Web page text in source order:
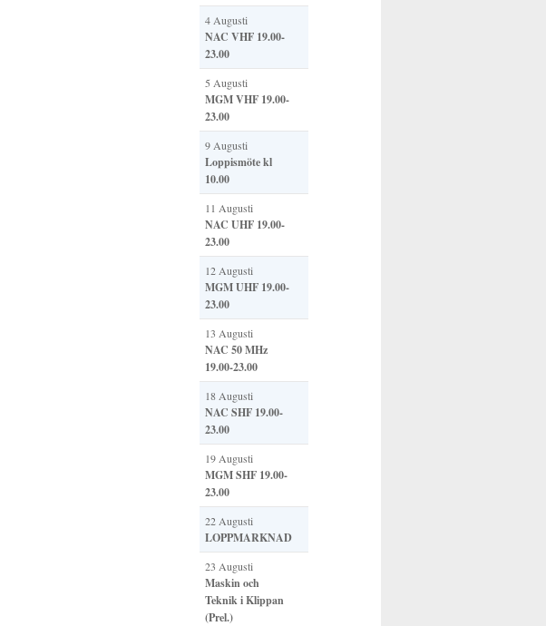
4 Augusti
NAC VHF 19.00-
23.00
5 Augusti
MGM VHF 19.00-
23.00
9 Augusti
Loppismöte kl
10.00
11 Augusti
NAC UHF 19.00-
23.00
12 Augusti
MGM UHF 19.00-
23.00
13 Augusti
NAC 50 MHz
19.00-23.00
18 Augusti
NAC SHF 19.00-
23.00
19 Augusti
MGM SHF 19.00-
23.00
22 Augusti
LOPPMARKNAD
23 Augusti
Maskin och
Teknik i Klippan
(Prel.)